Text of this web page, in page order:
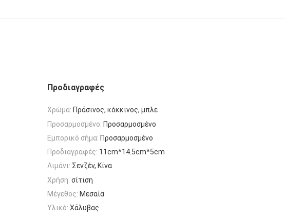
Προδιαγραφές
Χρώμα: Πράσινος, κόκκινος, μπλε
Προσαρμοσμένο: Προσαρμοσμένο
Εμπορικό σήμα: Προσαρμοσμένο
Προδιαγραφές: 11cm*14.5cm*5cm
Λιμάνι: Σενζέν, Κίνα
Χρήση: σίτιση
Μέγεθος: Μεσαία
Υλικό: Χάλυβας